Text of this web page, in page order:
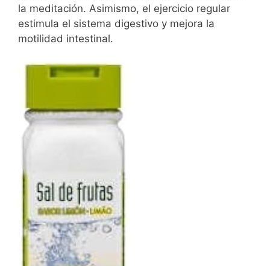
la meditación. Asimismo, el ejercicio regular
estimula el sistema digestivo y mejora la
motilidad intestinal.